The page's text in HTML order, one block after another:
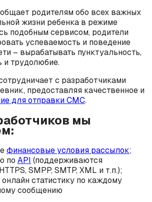
родителям обо всех важных
жизни ребенка в режиме
подобным сервисом, родители
успеваемость и поведение
– вырабатывать пунктуальность,
и трудолюбие.
с разработчиками
предоставляя качественное и
для отправки СМС.
мы
финансовые условия рассылок;
по API (поддерживаются
SMPP, SMTP, XML и т.п.);
статистику по каждому
сообщению